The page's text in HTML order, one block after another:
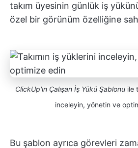
takım üyesinin günlük iş
özel bir görünüm özelliğine
ClickUp'ın Çalışan İş Yükü Şablonuile
inceleyin, yönetin ve
Bu şablon ayrıca görevleri